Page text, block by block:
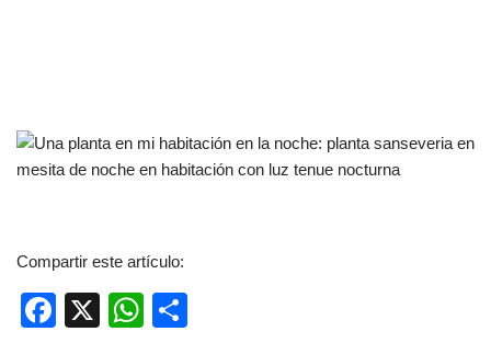
Compartir este artículo:
F
X
W